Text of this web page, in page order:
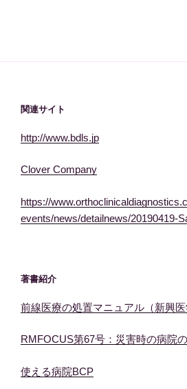
関連サイト
http://www.bdls.jp
Clover Company
https://
events/news/detailnews/20190419-
著書紹介
前線医療の処置マニュアル（新興医
RMFOCUS第67号：災害時の病院
使える病院BCP